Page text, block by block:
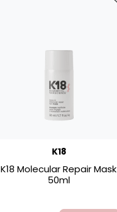
K18
K18 Molecular Repair Mask
50ml